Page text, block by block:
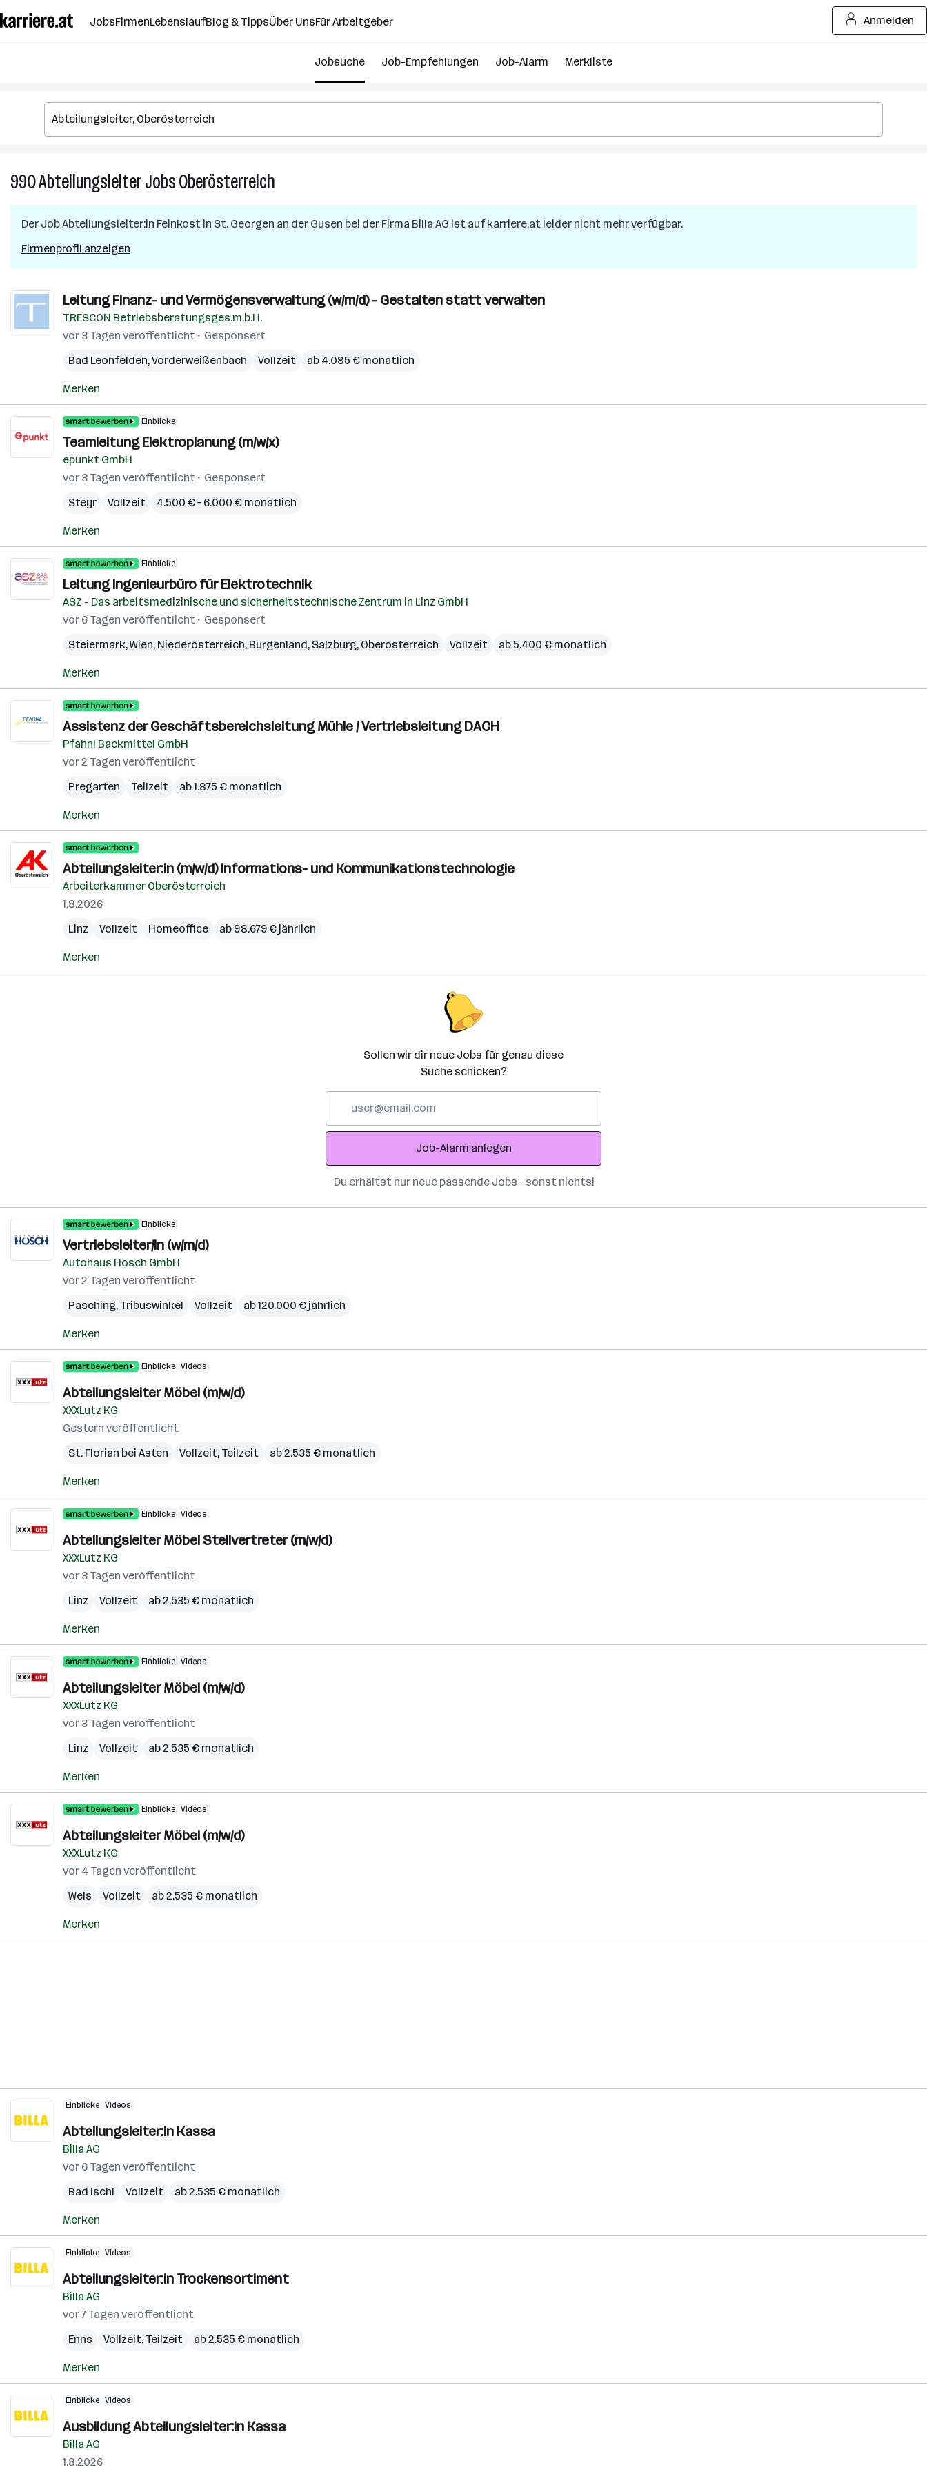
Seiteninhalt
springen
JobsFirmenLebenslaufBlog & TippsÜber UnsFür Arbeitgeber Anmelden
Jobsuche Job-Empfehlungen Job-Alarm Merkliste
990AbteilungsleiterJobsOberösterreich
in
Der JobAbteilungsleiter:in Feinkost in St. Georgen an der Gusen bei der Firma Billa AG ist auf karriere.at leider nicht mehr verfügbar.
Firmenprofil anzeigen
Leitung Finanz- und Vermögensverwaltung (w/m/d) - Gestalten statt verwalten
TRESCON Betriebsberatungsges.m.b.H.
vor 3 Tagen veröffentlicht
Gesponsert
Bad Leonfelden,Vorderweißenbach Vollzeit ab 4.085 € monatlich
Merken
Einblicke
Teamleitung Elektroplanung (m/w/x)
epunkt GmbH
vor 3 Tagen veröffentlicht
Gesponsert
Steyr
Vollzeit 4.500 € – 6.000 € monatlich
Merken
Einblicke
Leitung Ingenieurbüro für Elektrotechnik
ASZ - Das arbeitsmedizinische und sicherheitstechnische Zentrum in Linz GmbH
vor 6 Tagen veröffentlicht
Gesponsert
Steiermark,Wien, Niederösterreich, Burgenland, Salzburg, Oberösterreich Vollzeit ab 5.400 € monatlich
Merken
Assistenz der Geschäftsbereichsleitung Mühle / Vertriebsleitung DACH
Pfahnl Backmittel GmbH
vor 2 Tagen veröffentlicht
Pregarten
Teilzeit ab 1.875 € monatlich
Merken
Abteilungsleiter:in (m/w/d) Informations- und Kommunikationstechnologie
Arbeiterkammer Oberösterreich
1.8.2026
Linz
Vollzeit Homeoffice ab 98.679 € jährlich
Merken
Sollen wir dir neue Jobs für genau diese
Suche schicken?
Adresse
Job-Alarm anlegen
Du erhältst nur neue passende Jobs – sonst nichts!
Einblicke
Vertriebsleiter/in (w/m/d)
Autohaus Hösch GmbH
vor 2 Tagen veröffentlicht
Pasching, Tribuswinkel Vollzeit ab 120.000 € jährlich
Merken
Einblicke Videos
Abteilungsleiter Möbel (m/w/d)
XXXLutz KG
Gestern veröffentlicht
St. Florian bei Asten
Vollzeit, Teilzeit ab 2.535 € monatlich
Merken
Einblicke Videos
Abteilungsleiter Möbel Stellvertreter (m/w/d)
XXXLutz KG
vor 3 Tagen veröffentlicht
Linz
Vollzeit ab 2.535 € monatlich
Merken
Einblicke Videos
Abteilungsleiter Möbel (m/w/d)
XXXLutz KG
vor 3 Tagen veröffentlicht
Linz
Vollzeit ab 2.535 € monatlich
Merken
Einblicke Videos
Abteilungsleiter Möbel (m/w/d)
XXXLutz KG
vor 4 Tagen veröffentlicht
Wels
Vollzeit ab 2.535 € monatlich
Merken
Einblicke Videos
Abteilungsleiter:in Kassa
Billa AG
vor 6 Tagen veröffentlicht
Bad Ischl
Vollzeit ab 2.535 € monatlich
Merken
Einblicke Videos
Abteilungsleiter:in Trockensortiment
Billa AG
vor 7 Tagen veröffentlicht
Enns
Vollzeit, Teilzeit ab 2.535 € monatlich
Merken
Einblicke Videos
Ausbildung Abteilungsleiter:in Kassa
Billa AG
1.8.2026